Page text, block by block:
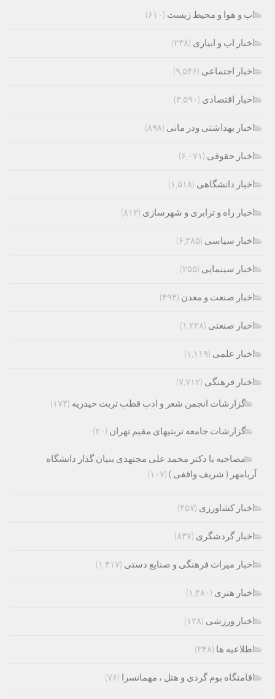
اب و هوا و محیط زیست (۶۱۰)
اخبار اب و ابیاری (۲۳۸)
اخبار اجتماعی (۹,۵۴۶)
اخبار اقتصادی (۳,۵۹۰)
اخبار بهداشتی ودر مانی (۸۹۸)
اخبار حقوقی (۶,۰۷۱)
اخبار دانشگاهی (۱,۵۱۸)
اخبار راه و ترابری و شهرسازی (۸۱۳)
اخبار سیاسی (۶,۳۸۵)
اخبار سینمایی (۲۵۵)
اخبار صنعت و معدن (۴۹۴)
اخبار صنعتی (۱,۲۲۸)
اخبار علمی (۱,۱۱۹)
اخبار فرهنگی (۷,۷۱۲)
گزارشات انجمن شعر و ادب قطب تربت حیدریه (۱۷۴)
گزارشات جامعه تربتیهای مقیم تهران (۲۰)
مصاحبه با دکتر محمد علی مجتهدی بنیان گذار دانشگاه
آریامهر ( شریف واقفی ) (۱۰۷)
اخبار کشاورزی (۴۵۷)
اخبار گردشگری (۸۳۷)
اخبار میراث فرهنگی و صنایع دستی (۱,۴۱۷)
اخبار هنری (۱,۴۸۰)
اخبار ورزشی (۱۲۸)
اطلاعیه ها (۳۴۸)
اقامتگاه بوم گردی و هتل ، مهمانسرا (۷۶)